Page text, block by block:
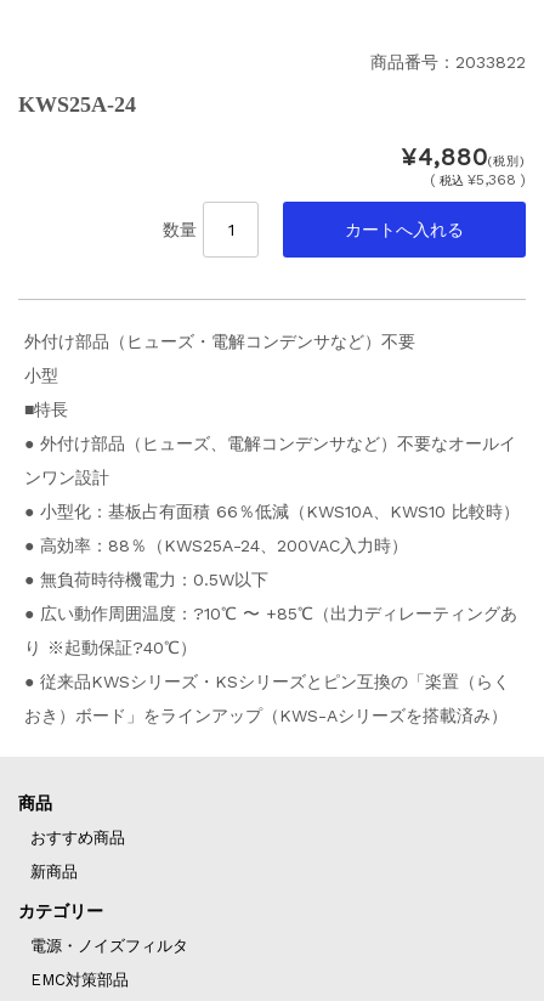
商品番号：2033822
KWS25A-24
¥4,880(税別)
(税込 ¥5,368 )
数量
外付け部品（ヒューズ・電解コンデンサなど）不要
小型
■特長
● 外付け部品（ヒューズ、電解コンデンサなど）不要なオールイ
ンワン設計
● 小型化：基板占有面積 66％低減（KWS10A、KWS10 比較時）
● 高効率：88％（KWS25A-24、200VAC入力時）
● 無負荷時待機電力：0.5W以下
● 広い動作周囲温度：?10℃ 〜 +85℃（出力ディレーティングあ
り ※起動保証?40℃）
● 従来品KWSシリーズ・KSシリーズとピン互換の「楽置（らく
おき）ボード」をラインアップ（KWS-Aシリーズを搭載済み）
商品
おすすめ商品
新商品
カテゴリー
電源・ノイズフィルタ
EMC対策部品